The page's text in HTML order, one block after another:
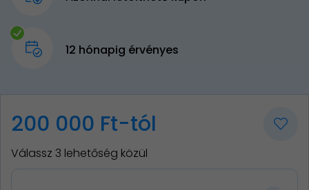
12 hónapig érvényes
200 000 Ft-tól
Válassz 3 lehetőség közül